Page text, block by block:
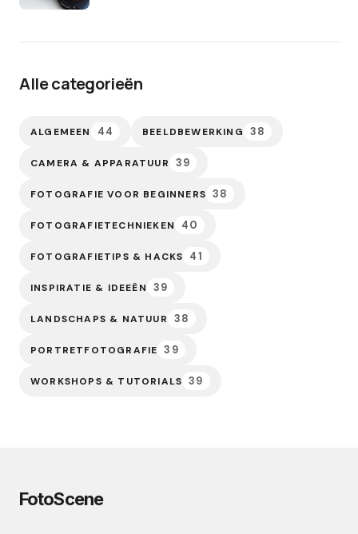
Alle categorieën
ALGEMEEN 44 BEELDBEWERKING 38
CAMERA & APPARATUUR 39
FOTOGRAFIE VOOR BEGINNERS 38
FOTOGRAFIETECHNIEKEN 40
FOTOGRAFIETIPS & HACKS 41
INSPIRATIE & IDEEËN 39
LANDSCHAPS & NATUUR 38
PORTRETFOTOGRAFIE 39
WORKSHOPS & TUTORIALS 39
FotoScene